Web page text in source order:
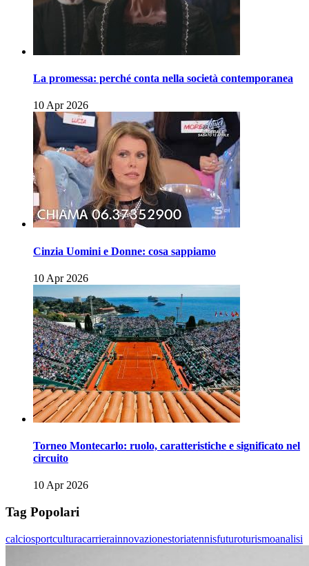
La promessa: perché conta nella società contemporanea
10 Apr 2026
Cinzia Uomini e Donne: cosa sappiamo
10 Apr 2026
Torneo Montecarlo: ruolo, caratteristiche e significato nel
circuito
10 Apr 2026
Tag Popolari
calciosportculturacarrierainnovazionestoriatennisfuturoturismoanalisi